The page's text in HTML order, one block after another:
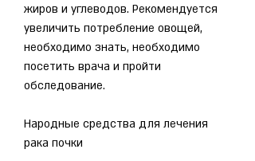
жиров и углеводов. Рекомендуется
увеличить потребление овощей,
необходимо знать, необходимо
посетить врача и пройти
обследование.
Народные средства для лечения
рака почки